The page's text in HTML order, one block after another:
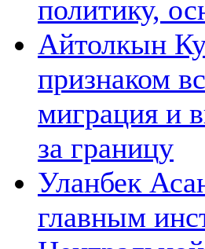
политику,
Айтолкын
признаком
миграция и
за границу
Уланбек
главным